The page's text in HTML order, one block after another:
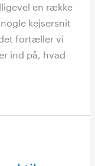
en række
kejsersnit
fortæller vi
ind på, hvad